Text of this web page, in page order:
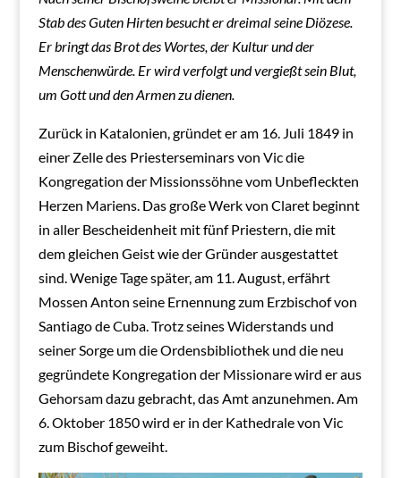
Stab des Guten Hirten besucht er dreimal seine Diözese.
Er bringt das Brot des Wortes, der Kultur und der
Menschenwürde. Er wird verfolgt und vergießt sein Blut,
um Gott und den Armen zu dienen.
Zurück in Katalonien, gründet er am 16. Juli 1849 in
einer Zelle des Priesterseminars von Vic die
Kongregation der Missionssöhne vom Unbefleckten
Herzen Mariens. Das große Werk von Claret beginnt
in aller Bescheidenheit mit fünf Priestern, die mit
dem gleichen Geist wie der Gründer ausgestattet
sind. Wenige Tage später, am 11. August, erfährt
Mossen Anton seine Ernennung zum Erzbischof von
Santiago de Cuba. Trotz seines Widerstands und
seiner Sorge um die Ordensbibliothek und die neu
gegründete Kongregation der Missionare wird er aus
Gehorsam dazu gebracht, das Amt anzunehmen. Am
6. Oktober 1850 wird er in der Kathedrale von Vic
zum Bischof geweiht.